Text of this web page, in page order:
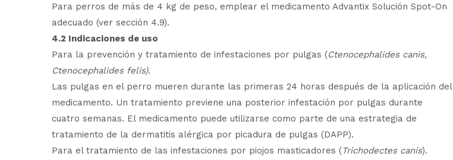
Para perros de más de 4 kg de peso, emplear el medicamento Advantix Solución Spot-On
adecuado (ver sección 4.9).
4.2 Indicaciones de uso
Para la prevención y tratamiento de infestaciones por pulgas (Ctenocephalides canis,
Ctenocephalides felis).
Las pulgas en el perro mueren durante las primeras 24 horas después de la aplicación del
medicamento. Un tratamiento previene una posterior infestación por pulgas durante
cuatro semanas. El medicamento puede utilizarse como parte de una estrategia de
tratamiento de la dermatitis alérgica por picadura de pulgas (DAPP).
Para el tratamiento de las infestaciones por piojos masticadores (Trichodectes canis).